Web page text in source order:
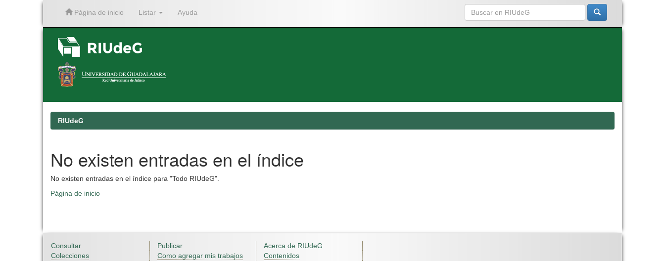
Página de inicio Listar Ayuda
RIUdeG
No existen entradas en el índice
No existen entradas en el índice para "Todo RIUdeG".
Página de inicio
Consultar
Colecciones
Publicar
Como agregar mis trabajos
Acerca de RIUdeG
Contenidos